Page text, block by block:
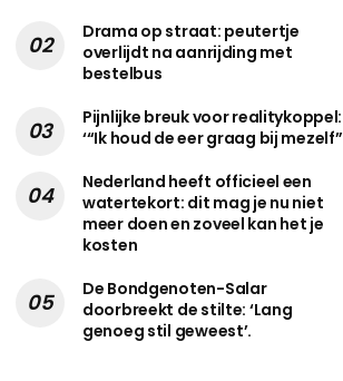
Drama op straat: peutertje
overlijdt na aanrijding met
bestelbus
Pijnlijke breuk voor realitykoppel:
‘“Ik houd de eer graag bij mezelf”
Nederland heeft officieel een
watertekort: dit mag je nu niet
meer doen en zoveel kan het je
kosten
De Bondgenoten-Salar
doorbreekt de stilte: ‘Lang
genoeg stil geweest’.